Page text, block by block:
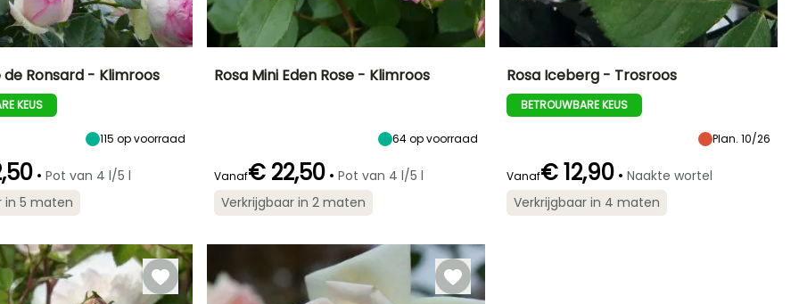
Uiteindelijke
breedte
Redelijke
Januari tot
April,
September tot
December
de Ronsard - Klimroos
KEUS
115 op voorraad
• Pot van 4 l/5 l
in 5 maten
Halfschaduw
Bloeitijd
Redelijke
Februari tot
April,
September tot
November
Rosa Mini Eden Rose - Klimroos
64op voorraad
Vanaf€ 22,50 • Pot van 4 l/5 l
Verkrijgbaar in 2 maten
Uiteindelijke
planthoogte
Uiteindelijke
breedte
Halfschaduw
Bloeitijd
Redelijke
Rosa Iceberg - Trosroos
BETROUWBARE KEUS
Plan. 10/26
Vanaf€ 12,90 • Naakte wortel
Verkrijgbaar in 4 maten